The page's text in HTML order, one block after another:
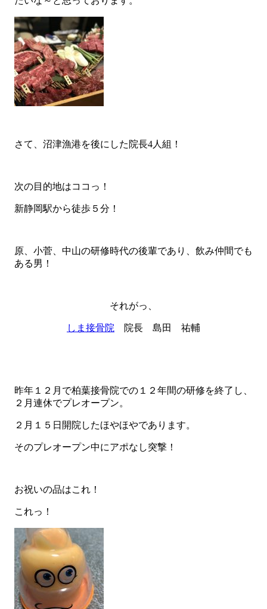
さて、沼津漁港を後にした院長4人組！
次の目的地はココっ！
新静岡駅から徒歩５分！
原、小菅、中山の研修時代の後輩であり、飲み仲間でも
ある男！
それがっ、
しま接骨院 院長 島田 祐輔
昨年１２月で柏葉接骨院での１２年間の研修を終了し、
２月連休でプレオープン。
２月１５日開院したほやほやであります。
そのプレオープン中にアポなし突撃！
お祝いの品はこれ！
これっ！